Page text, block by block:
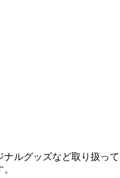
ルグッズなど取り扱っ